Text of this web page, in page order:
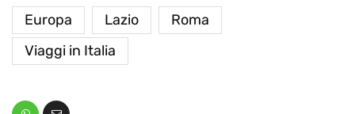
Europa Lazio
Roma
Viaggi in Italia